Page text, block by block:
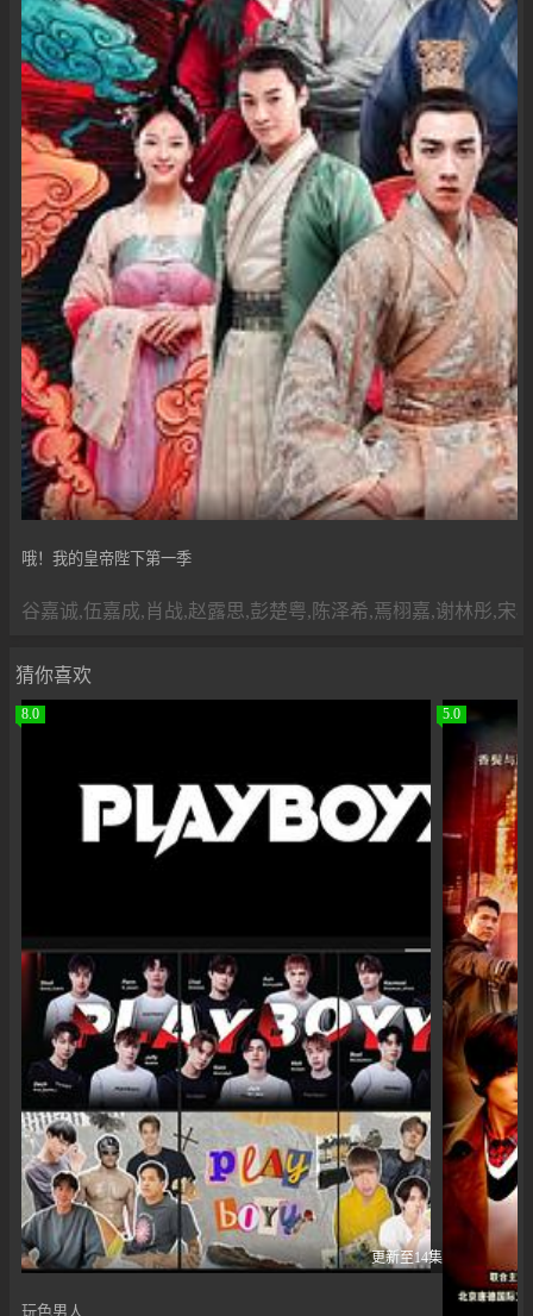
哦！我的皇帝陛下第一季
谷嘉诚,伍嘉成,肖战,赵露思,彭楚粤,陈泽希,焉栩嘉,谢林彤,宋
猜你喜欢
8.0
更新至14集
玩色男人
5.0